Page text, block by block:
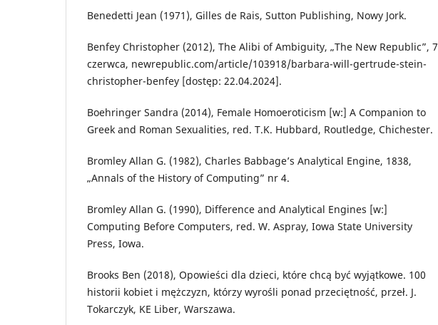
Benedetti Jean (1971), Gilles de Rais, Sutton Publishing, Nowy Jork.
Benfey Christopher (2012), The Alibi of Ambiguity, „The New Republic”, 7
czerwca, newrepublic.com/article/103918/barbara-will-gertrude-stein-
christopher-benfey [dostęp: 22.04.2024].
Boehringer Sandra (2014), Female Homoeroticism [w:] A Companion to
Greek and Roman Sexualities, red. T.K. Hubbard, Routledge, Chichester.
Bromley Allan G. (1982), Charles Babbage’s Analytical Engine, 1838,
„Annals of the History of Computing” nr 4.
Bromley Allan G. (1990), Difference and Analytical Engines [w:]
Computing Before Computers, red. W. Aspray, Iowa State University
Press, Iowa.
Brooks Ben (2018), Opowieści dla dzieci, które chcą być wyjątkowe. 100
historii kobiet i mężczyzn, którzy wyrośli ponad przeciętność, przeł. J.
Tokarczyk, KE Liber, Warszawa.